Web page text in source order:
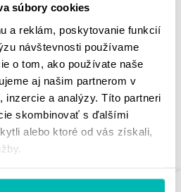
súbory cookies
a reklám, poskytovanie funkcií
návštevnosti používame
o tom, ako používate naše
aj našim partnerom v
inzercie a analýzy. Títo partneri
skombinovať s ďalšími
alebo ktoré od vás získali,
SA VÁM
PRODUKTY